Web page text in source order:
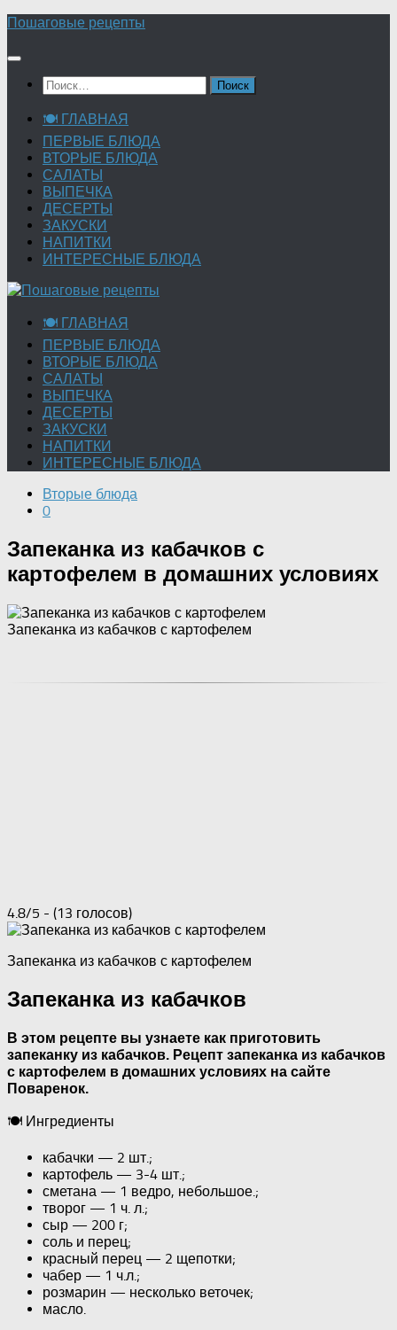
Перейти
содержимому
Пошаговые рецепты
Найти:
🍽 ГЛАВНАЯ
ПЕРВЫЕ БЛЮДА
ВТОРЫЕ БЛЮДА
САЛАТЫ
ВЫПЕЧКА
ДЕСЕРТЫ
ЗАКУСКИ
НАПИТКИ
ИНТЕРЕСНЫЕ БЛЮДА
🍽 ГЛАВНАЯ
ПЕРВЫЕ БЛЮДА
ВТОРЫЕ БЛЮДА
САЛАТЫ
ВЫПЕЧКА
ДЕСЕРТЫ
ЗАКУСКИ
НАПИТКИ
ИНТЕРЕСНЫЕ БЛЮДА
Вторые блюда
0
Запеканка из кабачков с
картофелем в домашних условиях
Запеканка из кабачков с картофелем
4.8/5 - (13 голосов)
Запеканка из кабачков с картофелем
Запеканка из кабачков
В этом рецепте вы узнаете как приготовить
запеканку из кабачков. Рецепт запеканка из кабачков
с картофелем в домашних условиях на сайте
Поваренок.
🍽 Ингредиенты
кабачки — 2 шт.;
картофель — 3-4 шт.;
сметана — 1 ведро, небольшое.;
творог — 1 ч. л.;
сыр — 200 г;
соль и перец;
красный перец — 2 щепотки;
чабер — 1 ч.л.;
розмарин — несколько веточек;
масло.